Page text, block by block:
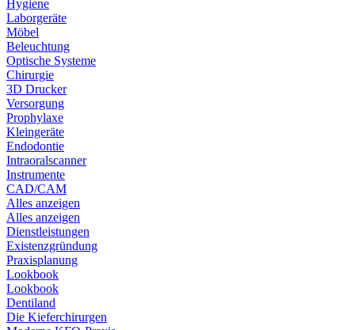
Hygiene
Laborgeräte
Möbel
Beleuchtung
Optische Systeme
Chirurgie
3D Drucker
Versorgung
Prophylaxe
Kleingeräte
Endodontie
Intraoralscanner
Instrumente
CAD/CAM
Alles anzeigen
Alles anzeigen
Dienstleistungen
Existenzgründung
Praxisplanung
Lookbook
Lookbook
Dentiland
Die Kieferchirurgen